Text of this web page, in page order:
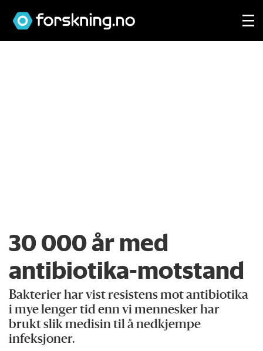
30 000 år med
antibiotika-motstand
Bakterier har vist resistens mot antibiotika
i mye lenger tid enn vi mennesker har
brukt slik medisin til å nedkjempe
infeksjoner.